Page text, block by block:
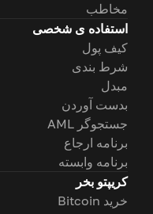
مخاطب
استفاده ی شخصی
کیف پول
شرط بندی
مبدل
بدست آوردن
جستجوگر AML
برنامه ارجاع
برنامه وابسته
کریپتو بخر
خرید Bitcoin